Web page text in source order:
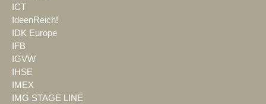
ICT
IdeenReich!
IDK Europe
IFB
IGVW
IHSE
IMEX
IMG STAGE LINE